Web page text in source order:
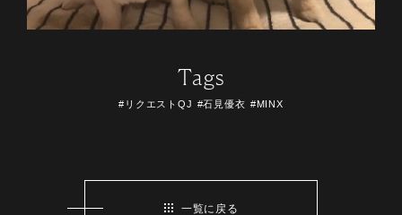
Tags
#リクエストQJ #石見優衣 #MINX
一覧に戻る